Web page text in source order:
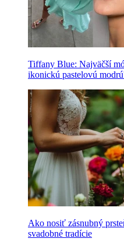
Tiffany Blue: Najväčší
ikonickú pastelovú
Ako nosiť zásnubný
svadobné tradície